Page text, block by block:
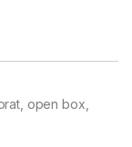
open box,